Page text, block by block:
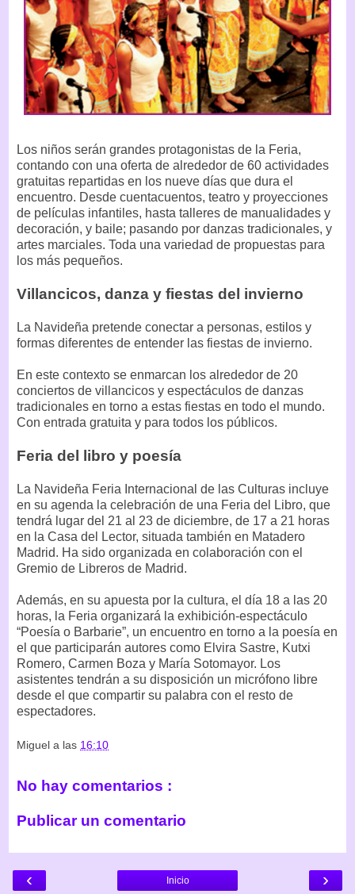
Los niños serán grandes protagonistas de la Feria,
contando con una oferta de alrededor de 60 actividades
gratuitas repartidas en los nueve días que dura el
encuentro. Desde cuentacuentos, teatro y proyecciones
de películas infantiles, hasta talleres de manualidades y
decoración, y baile; pasando por danzas tradicionales, y
artes marciales. Toda una variedad de propuestas para
los más pequeños.
Villancicos, danza y fiestas del invierno
La Navideña pretende conectar a personas, estilos y
formas diferentes de entender las fiestas de invierno.
En este contexto se enmarcan los alrededor de 20
conciertos de villancicos y espectáculos de danzas
tradicionales en torno a estas fiestas en todo el mundo.
Con entrada gratuita y para todos los públicos.
Feria del libro y poesía
La Navideña Feria Internacional de las Culturas incluye
en su agenda la celebración de una Feria del Libro, que
tendrá lugar del 21 al 23 de diciembre, de 17 a 21 horas
en la Casa del Lector, situada también en Matadero
Madrid. Ha sido organizada en colaboración con el
Gremio de Libreros de Madrid.
Además, en su apuesta por la cultura, el día 18 a las 20
horas, la Feria organizará la exhibición-espectáculo
“Poesía o Barbarie”, un encuentro en torno a la poesía en
el que participarán autores como Elvira Sastre, Kutxi
Romero, Carmen Boza y María Sotomayor. Los
asistentes tendrán a su disposición un micrófono libre
desde el que compartir su palabra con el resto de
espectadores.
Miguel a las 16:10
No hay comentarios :
Publicar un comentario
‹ ›
Inicio